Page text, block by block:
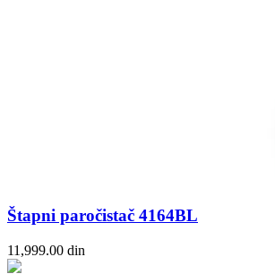
Štapni paročistač 4164BL
11,999.00 din